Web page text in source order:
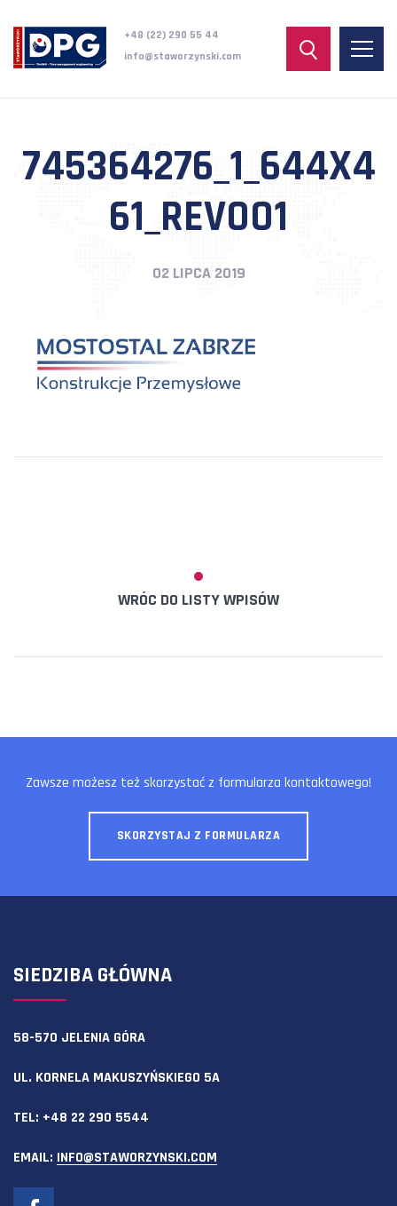
+48 (22) 290 55 44
info@staworzynski.com
745364276_1_644X4
61_REV001
02 LIPCA 2019
WRÓC DO LISTY WPISÓW
Zawsze możesz też skorzystać z formularza kontaktowego!
SKORZYSTAJ Z FORMULARZA
SIEDZIBA GŁÓWNA
58-570 JELENIA GÓRA
UL. KORNELA MAKUSZYŃSKIEGO 5A
TEL: +48 22 290 5544
EMAIL: INFO@STAWORZYNSKI.COM